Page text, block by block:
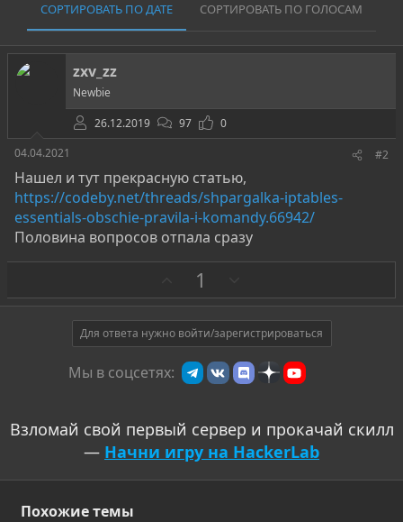
СОРТИРОВАТЬ ПО ДАТЕ СОРТИРОВАТЬ ПО ГОЛОСАМ
zxv_zz
Newbie
26.12.2019
97
0
04.04.2021
#2
Нашел и тут прекрасную статью,
https://codeby.net/threads/shpargalka-iptables-
essentials-obschie-pravila-i-komandy.66942/
Половина вопросов отпала сразу
а
1
р
о
т
и
в
Для ответа нужно войти/зарегистрироваться
Мы в соцсетях:
Взломай свой первый сервер и прокачай скилл
— Начни игру на HackerLab
Похожие темы